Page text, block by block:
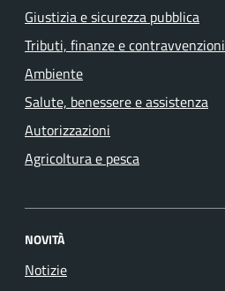
Giustizia e sicurezza pubblica
Tributi, finanze e contravvenzioni
Ambiente
Salute, benessere e assistenza
Autorizzazioni
Agricoltura e pesca
NOVITÀ
Notizie